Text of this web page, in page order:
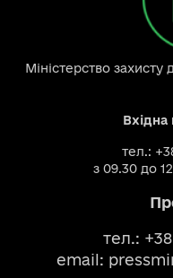
Міністерство захисту
Вхідна
тел.:
з 09.30 до
тел.:
email: